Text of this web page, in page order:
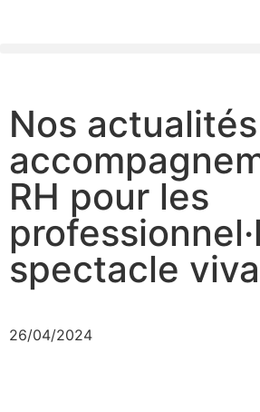
Nos
RH pour les
spectacle
26/04/2024